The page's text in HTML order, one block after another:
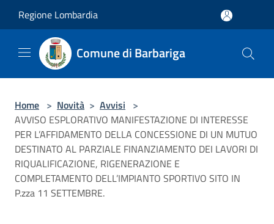
Regione Lombardia
Comune di Barbariga
Home > Novità > Avvisi >
AVVISO ESPLORATIVO MANIFESTAZIONE DI INTERESSE
PER L’AFFIDAMENTO DELLA CONCESSIONE DI UN MUTUO
DESTINATO AL PARZIALE FINANZIAMENTO DEI LAVORI DI
RIQUALIFICAZIONE, RIGENERAZIONE E
COMPLETAMENTO DELL’IMPIANTO SPORTIVO SITO IN
P.zza 11 SETTEMBRE.